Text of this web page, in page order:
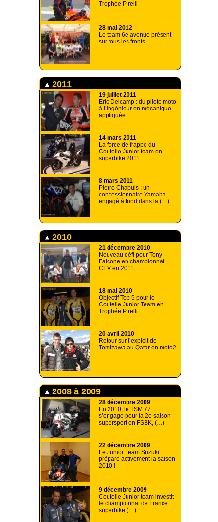
Trophée Pirelli
28 mai 2012
Le team 6e avenue présent
sur tous les fronts .
2011
19 juillet 2011
Eric Delcamp : du pilote moto
à l’ingénieur en mécanique
appliquée
14 mars 2011
La force de frappe du
Coutelle Junior team en
superbike 2011
8 mars 2011
Pierre Chapuis : un
concessionnaire Yamaha
engagé à fond dans la (…)
2010
21 décembre 2010
Nouveau défi pour Tony
Falcone en championnat
CEV en 2011
18 mai 2010
Objectif Top 5 pour le
Coutelle Junior Team en
Trophée Pirelli
20 avril 2010
Retour sur l’exploit de
Tomizawa au Qatar en moto2
2008 à 2009
28 décembre 2009
En 2010, le TSM 77
s’engage pour la 2e saison
supersport en FSBK, (…)
22 décembre 2009
Le Junior Team Suzuki
prépare activement la saison
2010 !
9 décembre 2009
Coutelle Junior team investit
le championnat de France
superbike (…)